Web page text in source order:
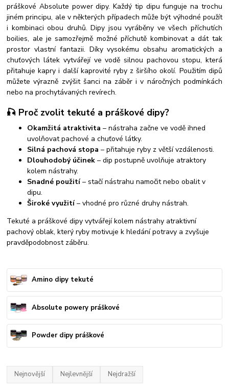
práškové Absolute power dipy. Každý tip dipu funguje na trochu
jiném principu, ale v některých případech může být výhodné použít
i kombinaci obou druhů. Dipy jsou vyráběny ve všech příchutích
boilies, ale je samozřejmě možné příchutě kombinovat a dát tak
prostor vlastní fantazii. Díky vysokému obsahu aromatických a
chuťových látek vytvářejí ve vodě silnou pachovou stopu, která
přitahuje kapry i další kaprovité ryby z širšího okolí. Použitím dipů
můžete výrazně zvýšit šanci na záběr i v náročných podmínkách
nebo na prochytávaných revírech.
🎣 Proč zvolit tekuté a práškové dipy?
Okamžitá atraktivita – nástraha začne ve vodě ihned
uvolňovat pachové a chuťové látky.
Silná pachová stopa – přitahuje ryby z větší vzdálenosti.
Dlouhodobý účinek – dip postupně uvolňuje atraktory
kolem nástrahy.
Snadné použití– stačí nástrahu namočit nebo obalit v
dipu.
Široké využití– vhodné pro různé druhy nástrah.
Tekuté a práškové dipy vytvářejí kolem nástrahy atraktivní
pachový oblak, který ryby motivuje k hledání potravy a zvyšuje
pravděpodobnost záběru.
Amino dipy tekuté
Absolute powery práškové
Powder dipy práškové
Nejnovější Nejlevnější Nejdražší